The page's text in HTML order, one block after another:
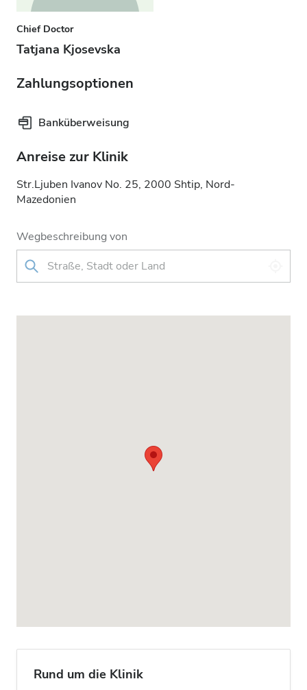
Chief Doctor
Tatjana Kjosevska
Zahlungsoptionen
Banküberweisung
Anreise zur Klinik
Str.Ljuben Ivanov No. 25, 2000 Shtip, Nord-
Mazedonien
Wegbeschreibung von
Rund um die Klinik